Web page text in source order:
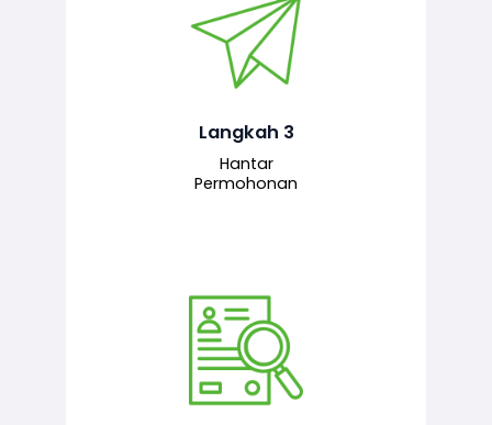
Langkah 3
Hantar
Permohonan
Permohonan yang lengkap dihantar
untuk proses semakan dan
bertanggungjawab.
Pegawai penyemak menyemak
maklumat yang dikemukakan. Jika
semua maklumat adalah lengkap dan